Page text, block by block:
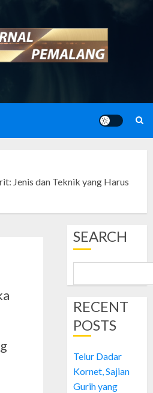
Jenis dan Teknik yang Harus
SEARCH
RECENT
POSTS
Telur Dadar
Kornet, Sajian
Gurih yang